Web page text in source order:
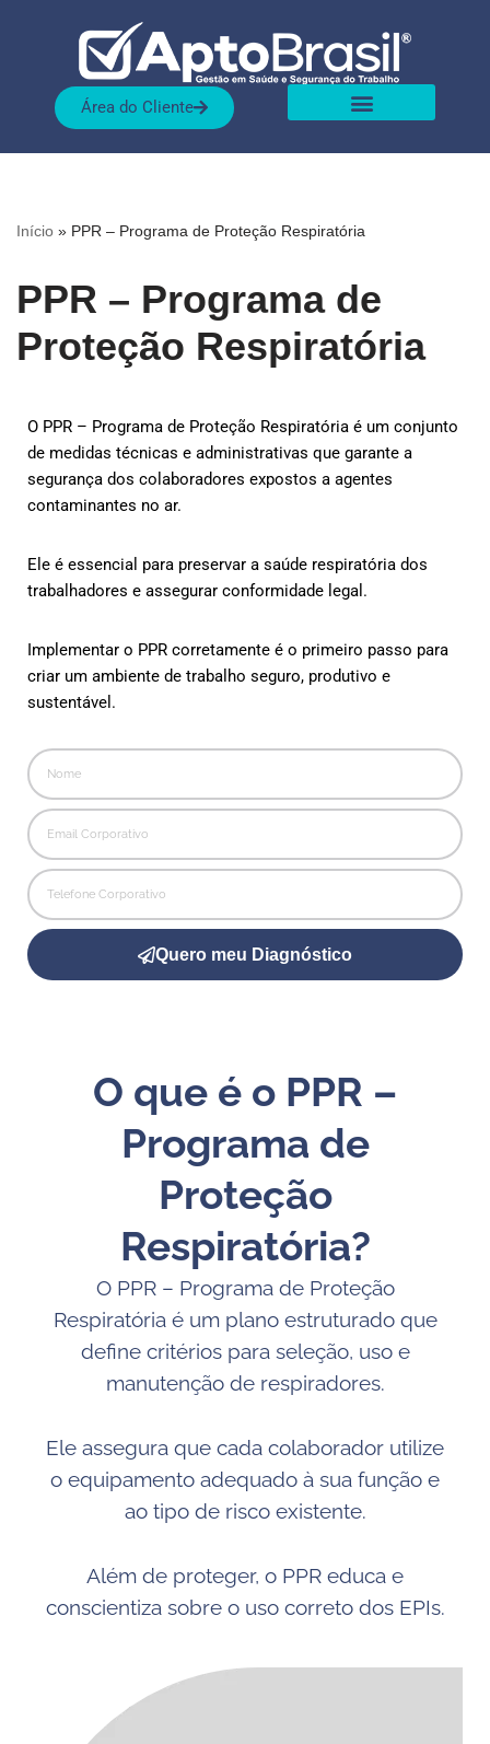
Área do Cliente
Início » PPR – Programa de Proteção Respiratória
PPR – Programa de
Proteção Respiratória
O PPR – Programa de Proteção Respiratória é um conjunto
de medidas técnicas e administrativas que garante a
segurança dos colaboradores expostos a agentes
contaminantes no ar.
Ele é essencial para preservar a saúde respiratória dos
trabalhadores e assegurar conformidade legal.
Implementar o PPR corretamente é o primeiro passo para
criar um ambiente de trabalho seguro, produtivo e
sustentável.
Quero meu Diagnóstico
O que é o PPR –
Programa de
Proteção
Respiratória?
O PPR – Programa de Proteção
Respiratória é um plano estruturado que
define critérios para seleção, uso e
manutenção de respiradores.
Ele assegura que cada colaborador utilize
o equipamento adequado à sua função e
ao tipo de risco existente.
Além de proteger, o PPR educa e
conscientiza sobre o uso correto dos EPIs.